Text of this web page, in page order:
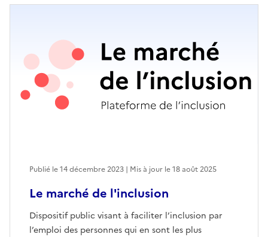
Le marché de l'inclusion
Dispositif public visant à faciliter l’inclusion par
l’emploi des personnes qui en sont les plus
Publié le 14 décembre 2023 | Mis à jour le 18 août 2025